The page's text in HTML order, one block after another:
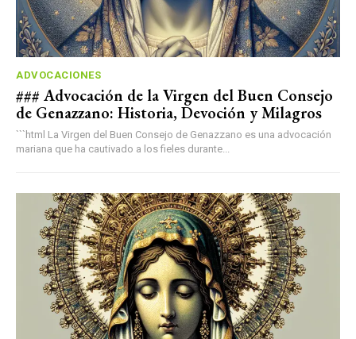
ADVOCACIONES
### Advocación de la Virgen del Buen Consejo
de Genazzano: Historia, Devoción y Milagros
```html La Virgen del Buen Consejo de Genazzano es una advocación
mariana que ha cautivado a los fieles durante...